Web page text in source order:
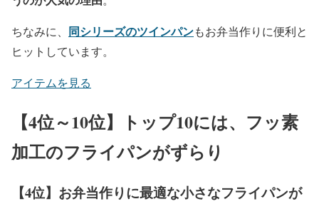
ちなみに、 同シリーズのツインパンもお弁当作りに便利と
ヒットしています。
アイテムを見る
【4位～10位】トップ10には、フッ素
加工のフライパンがずらり
【4位】お弁当作りに最適な小さなフライパンが